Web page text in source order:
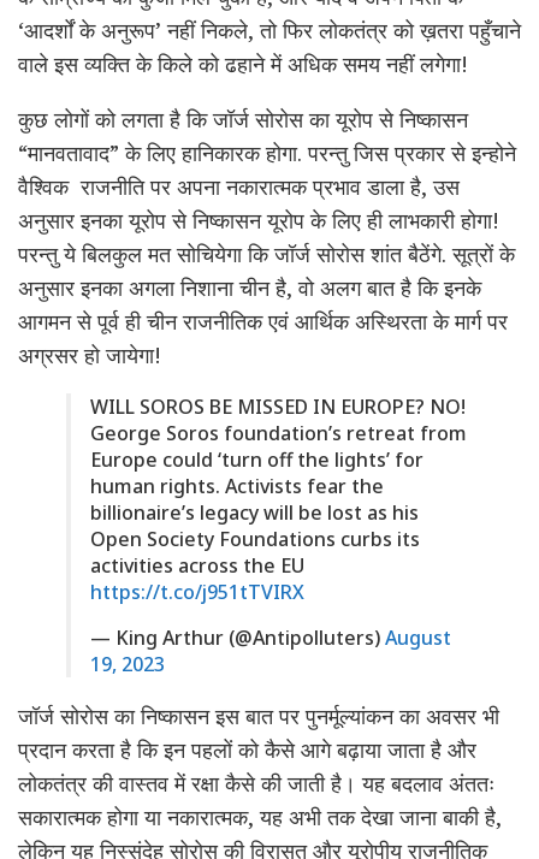
‘आदर्शों के अनुरूप’ नहीं निकले, तो फिर लोकतंत्र को ख़तरा पहुँचाने
वाले इस व्यक्ति के किले को ढहाने में अधिक समय नहीं लगेगा!
कुछ लोगों को लगता है कि जॉर्ज सोरोस का यूरोप से निष्कासन
“मानवतावाद” के लिए हानिकारक होगा. परन्तु जिस प्रकार से इन्होने
वैश्विक राजनीति पर अपना नकारात्मक प्रभाव डाला है, उस
अनुसार इनका यूरोप से निष्कासन यूरोप के लिए ही लाभकारी होगा!
परन्तु ये बिलकुल मत सोचियेगा कि जॉर्ज सोरोस शांत बैठेंगे. सूत्रों के
अनुसार इनका अगला निशाना चीन है, वो अलग बात है कि इनके
आगमन से पूर्व ही चीन राजनीतिक एवं आर्थिक अस्थिरता के मार्ग पर
अग्रसर हो जायेगा!
WILL SOROS BE MISSED IN EUROPE? NO!
George Soros foundation’s retreat from
Europe could ‘turn off the lights’ for
human rights. Activists fear the
billionaire’s legacy will be lost as his
Open Society Foundations curbs its
activities across the EU
https://t.co/j951tTVIRX
— King Arthur (@Antipolluters)August
19, 2023
जॉर्ज सोरोस का निष्कासन इस बात पर पुनर्मूल्यांकन का अवसर भी
प्रदान करता है कि इन पहलों को कैसे आगे बढ़ाया जाता है और
लोकतंत्र की वास्तव में रक्षा कैसे की जाती है। यह बदलाव अंततः
सकारात्मक होगा या नकारात्मक, यह अभी तक देखा जाना बाकी है,
लेकिन यह निस्संदेह सोरोस की विरासत और यूरोपीय राजनीतिक